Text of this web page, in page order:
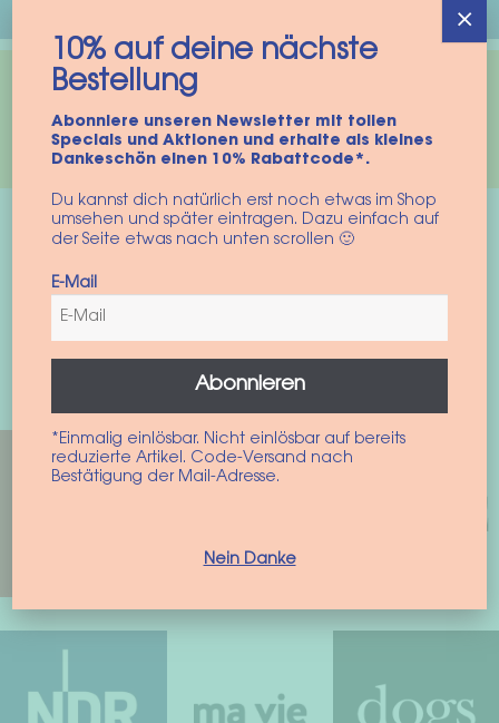
Corona en de hondenboom –
klaar voor een hond?
Bekannt aus
10% auf deine nächste
Bestellung
Abonniere unseren Newsletter mit tollen
Specials und Aktionen und erhalte als kleines
Dankeschön einen 10% Rabattcode*.
Du kannst dich natürlich erst noch etwas im Shop
umsehen und später eintragen. Dazu einfach auf
der Seite etwas nach unten scrollen 🙂
E-Mail
Abonnieren
*Einmalig einlösbar. Nicht einlösbar auf bereits
reduzierte Artikel. Code-Versand nach
Bestätigung der Mail-Adresse.
Nein Danke
×